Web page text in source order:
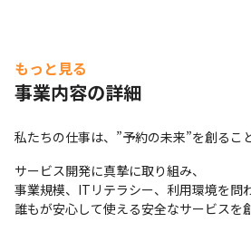
もっと見る
事業内容の詳細
私たちの仕事は、”予約の未来”を創ること
サービス開発に真摯に取り組み、
事業規模、ITリテラシー、利用環境を問わ
誰もが安心して使える安全なサービスを